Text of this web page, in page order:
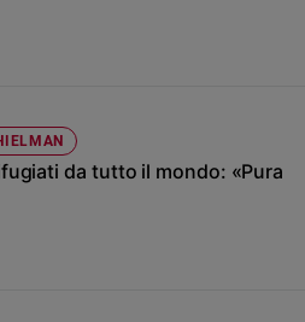
da tutto il mondo: «Pura